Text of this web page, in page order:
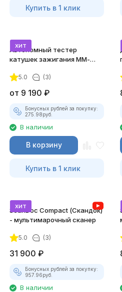
Купить в 1 клик
хит
Автономный тестер
катушек зажигания ММ-
комплект)
5.0 (3)
от 9 190 ₽
Бонусных рублей за покупку:
275.98руб.
В наличии
В корзину
Купить в 1 клик
хит
ScanDoc Compact (Скандок)
- мультимарочный сканер
5.0 (3)
31 900 ₽
Бонусных рублей за покупку:
957.96руб.
В наличии